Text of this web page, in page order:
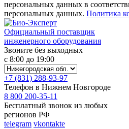
персональных данных в
персональных данных. Политика
Официальный поставщик
инженерного оборудования
Звоните без выходных
с 8:00 до 19:00
+7 (831) 288-93-97
Телефон в Нижнем Новгороде
8 800 200-35-11
Бесплатный звонок из любых
регионов РФ
telegram vkontakte